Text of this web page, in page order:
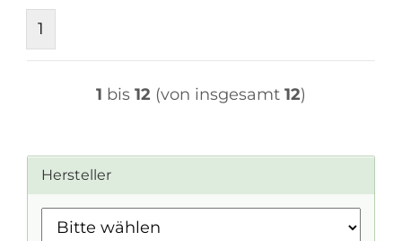
1
1 bis 12 (von insgesamt 12)
Hersteller